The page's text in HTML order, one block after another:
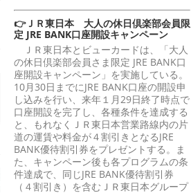
👉ＪＲ東日本 大人の休日倶楽部会員限
定 JRE BANK口座開設キャンペーン
ＪＲ東日本とビューカードは、「大人
の休日倶楽部会員さま限定 JRE BANK口
座開設キャンペーン」を実施している。
10月30日までにJRE BANK口座の開設申
し込みを行い、来年１月29日終了時点で
口座開設を完了し、各種条件を達成する
と、もれなくＪＲ東日本営業路線内の片
道の運賃や料金が４割引きとなるJRE
BANK優待割引券をプレゼントする。ま
た、キャンペーン後も各プログラムの条
件達成で、同じJRE BANK優待割引券
（４割引き）を含むＪＲ東日本グループ